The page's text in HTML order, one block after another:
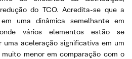
do TCO. Acredita-se que a
uma dinâmica semelhante em
onde vários elementos estão se
uma aceleração significativa em um
menor em comparação com o